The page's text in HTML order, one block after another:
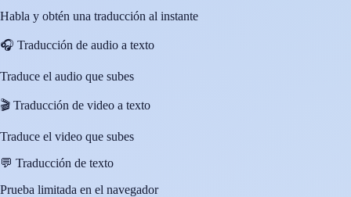
Habla y obtén una traducción al instante
🎧 Traducción de audio a texto
Traduce el audio que subes
🎬 Traducción de video a texto
Traduce el video que subes
💬 Traducción de texto
Prueba limitada en el navegador